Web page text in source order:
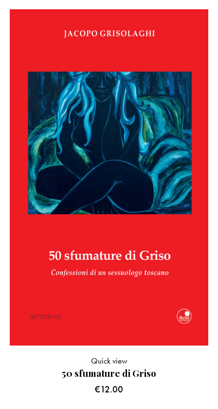
50 sfumature di Griso
€12.00
Quick view